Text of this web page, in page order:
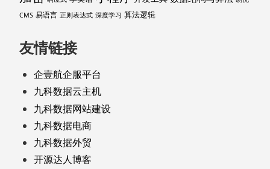
CMS 易语言 正则表达式 深度学习 算法逻辑
友情链接
企壹航企服平台
九科数据云主机
九科数据网站建设
九科数据电商
九科数据外贸
开源达人博客